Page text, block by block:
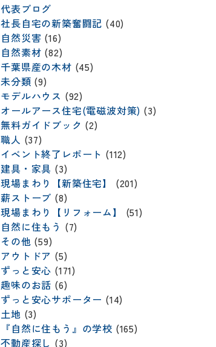
代表ブログ
社長自宅の新築奮闘記 (40)
自然災害 (16)
自然素材 (82)
千葉県産の木材 (45)
未分類 (9)
モデルハウス (92)
オールアース住宅(電磁波対策) (3)
無料ガイドブック (2)
職人 (37)
イベント終了レポート (112)
建具・家具 (3)
現場まわり【新築住宅】
(201)
薪ストーブ (8)
現場まわり【リフォーム】
(51)
自然に住もう (7)
その他 (59)
アウトドア (5)
ずっと安心 (171)
趣味のお話 (6)
ずっと安心サポーター (14)
土地 (3)
『自然に住もう』の学校 (165)
不動産探し (3)